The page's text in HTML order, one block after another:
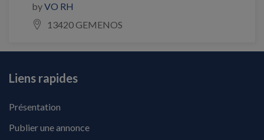
byVO RH
13420 GEMENOS
Liens rapides
Présentation
Publier une annonce